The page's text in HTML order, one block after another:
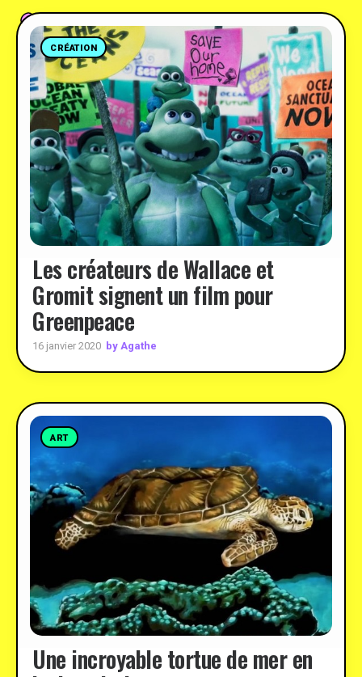
CRÉATION
Les créateurs de Wallace et
Gromit signent un film pour
Greenpeace
16 janvier 2020 by Agathe
ART
Une incroyable tortue de mer en